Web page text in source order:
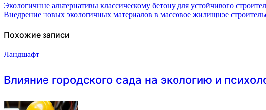
Навигация
записям
Экологичные альтернативы классическому бетону для устойчивого
Внедрение новых экологичных материалов в массовое жилищное
Похожие записи
Ландшафт
Влияние городского сада на экологию и